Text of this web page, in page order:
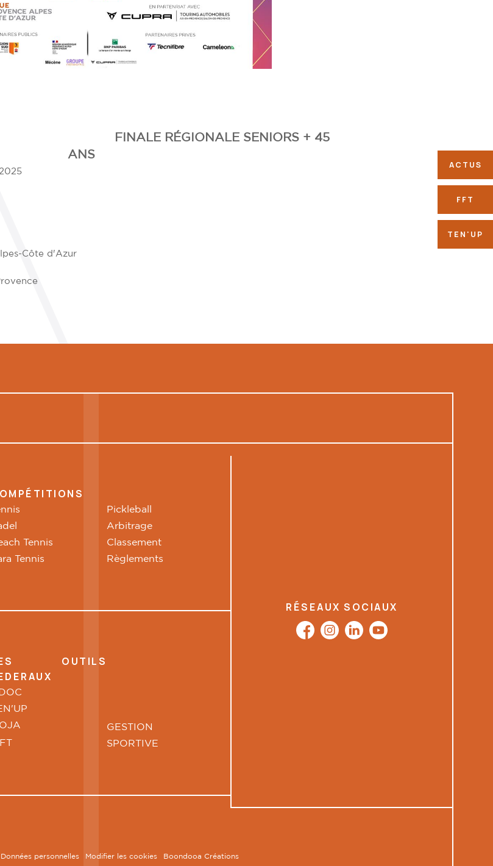
ACTUS
FFT
TEN'UP
SENIORS + 45
ANS
Côte d'Azur
Tennis
Tennis
Pickleball
Arbitrage
Classement
Règlements
OUTILS
GESTION
SPORTIVE
RÉSEAUX SOCIAUX
Données personnelles Modifier les cookies Boondooa Créations